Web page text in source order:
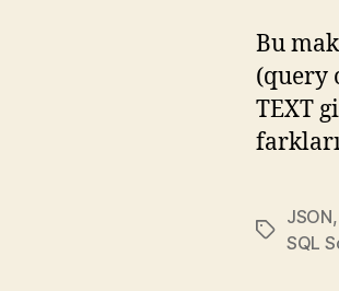
Bu
(query
TEXT
Etiketler
JSON,
SQL